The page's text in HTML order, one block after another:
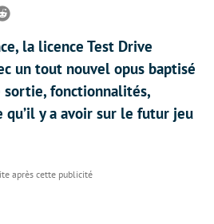
Reddit
la licence Test Drive
un tout nouvel opus baptisé
sortie, fonctionnalités,
y a avoir sur le futur jeu